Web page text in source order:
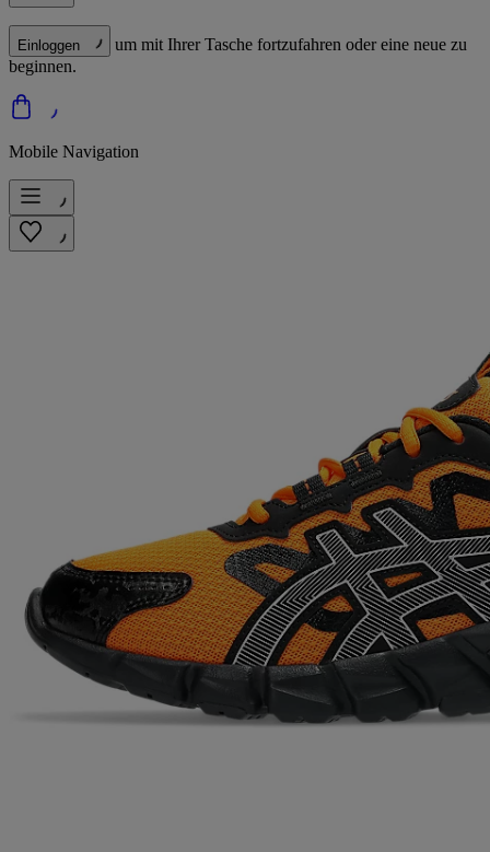
Einloggen
um mit Ihrer Tasche fortzufahren oder eine neue zu
beginnen.
Mobile Navigation